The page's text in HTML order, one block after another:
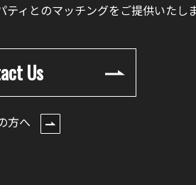
ィとのマッチングをご提供いたしま
Us
方へ